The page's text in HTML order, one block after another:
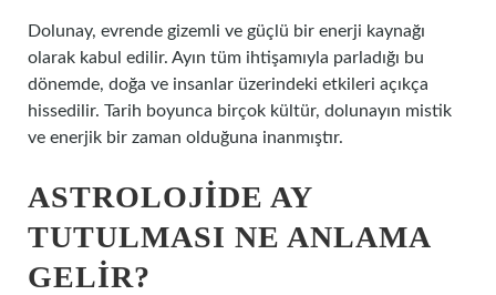
Dolunay, evrende gizemli ve güçlü bir enerji kaynağı
olarak kabul edilir. Ayın tüm ihtişamıyla parladığı bu
dönemde, doğa ve insanlar üzerindeki etkileri açıkça
hissedilir. Tarih boyunca birçok kültür, dolunayın mistik
ve enerjik bir zaman olduğuna inanmıştır.
ASTROLOJIDE AY
TUTULMASI NE ANLAMA
GELIR?